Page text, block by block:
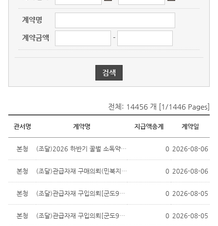
계약명
계약금액 -
전체: 14456 개 [1/1446 Pages]
관서명 계약명 지급액총계 계약일
본청 (조달)2026 하반기 꿀벌 소독약품(클로... 0 2026-08-06
본청 (조달)관급자재 구매의뢰(민북지역 검문... 0 2026-08-06
본청 (조달)관급자재 구입의뢰[군도9호선 80... 0 2026-08-05
본청 (조달)관급자재 구입의뢰[군도9호선 80... 0 2026-08-05